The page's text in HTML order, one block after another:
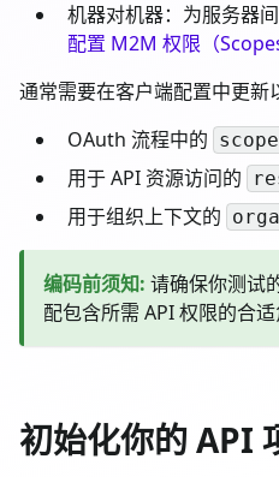
机器对机器：为服务器
配置 M2M 权限（
通常需要在客户端配置中更新
OAuth 流程中的 scope
用于 API 资源访问的
用于组织上下文的
编码前须知: 请确保你测试
配包含所需 API 权限的合适
初始化你的 API